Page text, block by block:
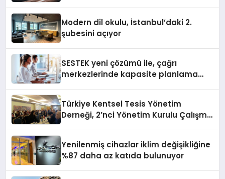
Modern dil okulu, İstanbul’daki 2.
şubesini açıyor
SESTEK yeni çözümü ile, çağrı
merkezlerinde kapasite planlama
Türkiye Kentsel Tesis Yönetim
Derneği, 2’nci Yönetim Kurulu Çalışma
Yenilenmiş cihazlar iklim değişikliğine
%87 daha az katıda bulunuyor